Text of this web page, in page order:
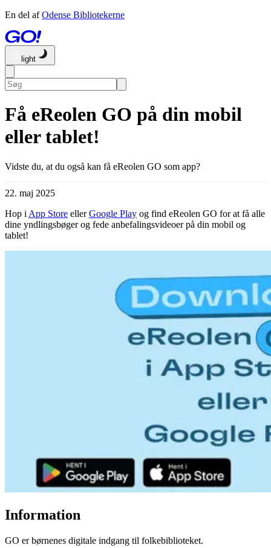
En del af Odense Bibliotekerne
light
Få eReolen GO på din mobil
eller tablet!
Vidste du, at du også kan få eReolen GO som app?
22. maj 2025
Hop i App Store ellerGoogle Play og find eReolen GO for at få alle
dine yndlingsbøger og fede anbefalingsvideoer på din mobil og
tablet!
Information
GO er børnenes digitale indgang til folkebiblioteket.